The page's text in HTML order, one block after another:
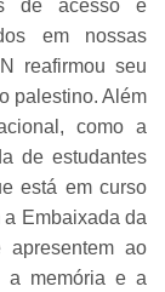
de acesso e
em nossas
reafirmou seu
palestino. Além
como a
de estudantes
está em curso
Embaixada da
apresentem ao
a memória e a